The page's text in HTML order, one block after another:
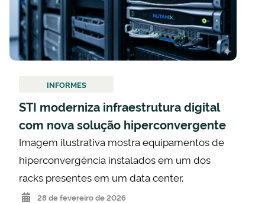
INFORMES
STI moderniza infraestrutura digital
com nova solução hiperconvergente
Imagem ilustrativa mostra equipamentos de
hiperconvergência instalados em um dos
racks presentes em um data center.
28 de fevereiro de 2026